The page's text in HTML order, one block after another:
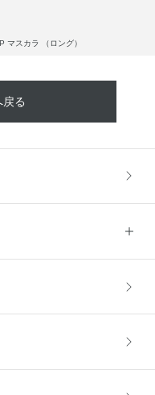
マスカラ （ロング）
る